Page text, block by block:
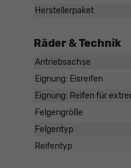
Herstellerpaket
Räder & Technik
Antriebsachse
Eignung: Eisreifen
Eignung: Reifen für
Felgengröße
Felgentyp
Reifentyp